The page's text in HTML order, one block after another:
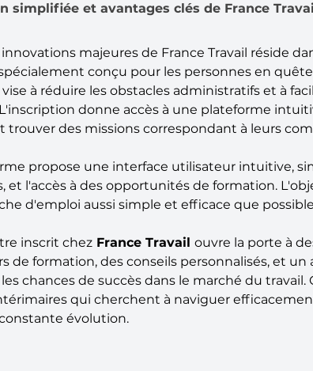
simplifiée et avantages clés de France Travail
majeures de France Travail réside
conçu pour les personnes en
à réduire les obstacles administratifs et à
donne accès à une plateforme
trouver des missions correspondant à leurs
propose une interface utilisateur intuitive,
et l'accès à des opportunités de formation.
d'emploi aussi simple et efficace que
inscrit chez France Travail ouvre la porte à
de formation, des conseils personnalisés, et
chances de succès dans le marché du travail.
qui cherchent à naviguer
évolution.